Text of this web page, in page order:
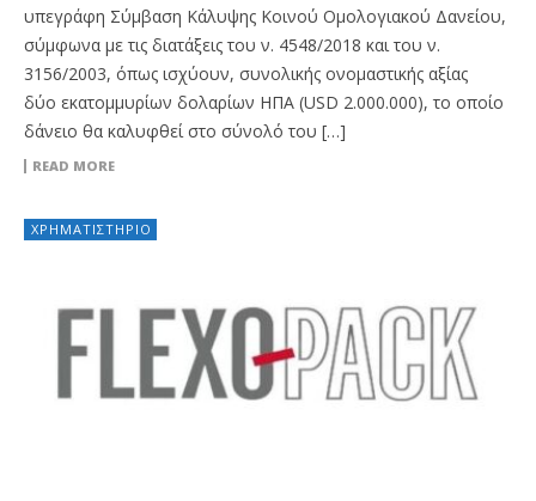
υπεγράφη Σύμβαση Κάλυψης Κοινού Ομολογιακού Δανείου,
σύμφωνα με τις διατάξεις του ν. 4548/2018 και του ν.
3156/2003, όπως ισχύουν, συνολικής ονομαστικής αξίας
δύο εκατομμυρίων δολαρίων ΗΠΑ (USD 2.000.000), το οποίο
δάνειο θα καλυφθεί στο σύνολό του […]
READ MORE
ΧΡΗΜΑΤΙΣΤΉΡΙΟ